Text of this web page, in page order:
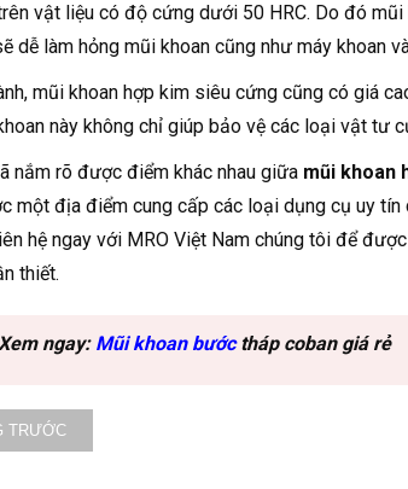
vật liệu có độ cứng dưới 50 HRC. Do đó
dễ làm hỏng mũi khoan cũng như máy khoan
mũi khoan hợp kim siêu cứng cũng có giá
này không chỉ giúp bảo vệ các loại vật tư
nắm rõ được điểm khác nhau giữa mũi khoan
một địa điểm cung cấp các loại dụng cụ uy
hệ ngay với MRO Việt Nam chúng tôi để
thiết.
ngay: Mũi khoan bướctháp coban giá rẻ
TRƯỚC